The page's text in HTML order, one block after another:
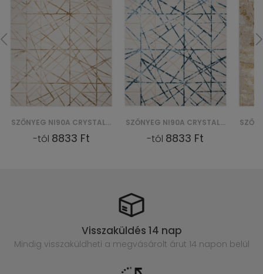
SZŐNYEG NI90A CRYSTAL GYU - BEŻOWY
-tól 8833 Ft
SZŐNYEG NI90A CRYSTAL GYU - NIEBIESKI
-tól 8833 Ft
Visszaküldés 14 nap
Mindig visszaküldheti a megvásárolt árut 14 napon belül